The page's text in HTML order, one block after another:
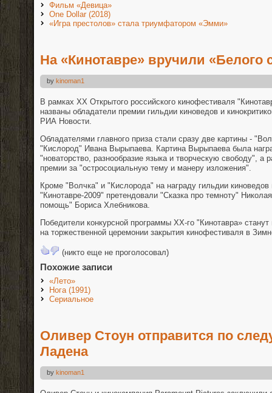
Фильм «Девица»
One Dollar (2018)
«Игра престолов» стала триумфатором «Эмми»
На «Кинотавре» вручили «Белого
by kinoman1
В рамках XX Открытого российского кинофестиваля
названы обладатели премии гильдии киноведов и
РИА Новости.
Обладателями главного приза стали сразу две картины -
"Кислород" Ивана Вырыпаева. Картина Вырыпаева была
"новаторство, разнообразие языка и творческую свободу", а
премии за "остросоциальную тему и манеру изложения".
Кроме "Волчка" и "Кислорода" на награду гильдии киноведов
"Кинотавре-2009" претендовали "Сказка про темноту"
помощь" Бориса Хлебникова.
Победители конкурсной программы XX-го "Кинотавра»
на торжественной церемонии закрытия кинофестиваля в
(никто еще не проголосовал)
Похожие записи
«Лето»
Нога (1991)
Сериальное
Оливер Стоун отправится по
Ладена
by kinoman1